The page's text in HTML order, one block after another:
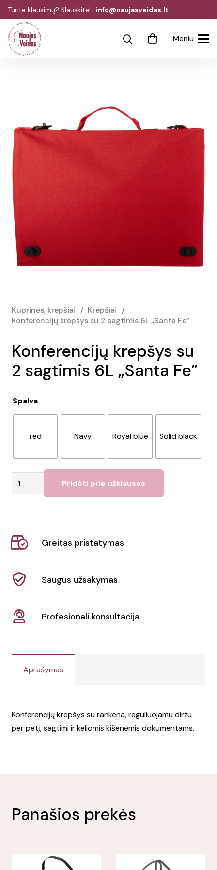
Turite klausimų? Klauskite! info@naujasveidas.lt
Meniu
Kuprinės, krepšiai / Krepšiai /
Konferencijų krepšys su 2 sagtimis 6L „Santa Fe”
Konferencijų krepšys su
2 sagtimis 6L „Santa Fe”
Spalva
red Navy Royal blue Solid black
produkto
su
2
6L
"Santa
Pridėti prie užklausos
Greitas pristatymas
Saugus užsakymas
Profesionali konsultacija
Aprašymas
Konferencijų krepšys su rankena, reguliuojamu diržu
per petį, sagtimi ir keliomis kišenėmis dokumentams.
Panašios prekės